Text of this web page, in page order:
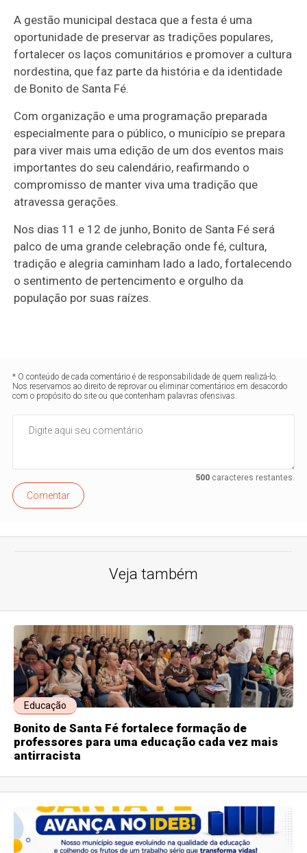
A gestão municipal destaca que a festa é uma
oportunidade de preservar as tradições populares,
fortalecer os laços comunitários e promover a cultura
nordestina, que faz parte da história e da identidade
de Bonito de Santa Fé.
Com organização e uma programação preparada
especialmente para o público, o município se prepara
para viver mais uma edição de um dos eventos mais
importantes do seu calendário, reafirmando o
compromisso de manter viva uma tradição que
atravessa gerações.
Nos dias 11 e 12 de junho, Bonito de Santa Fé será
palco de uma grande celebração onde fé, cultura,
tradição e alegria caminham lado a lado, fortalecendo
o sentimento de pertencimento e orgulho da
população por suas raízes.
* O conteúdo de cada comentário é de responsabilidade de quem realizá-lo.
Nos reservamos ao direito de reprovar ou eliminar comentários em desacordo
com o propósito do site ou que contenham palavras ofensivas.
500caracteres restantes.
Comentar
Veja também
Educação
Bonito de Santa Fé fortalece formação de
professores para uma educação cada vez mais
antirracista